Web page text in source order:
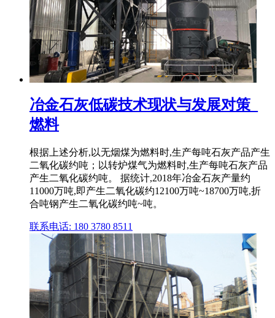
冶金石灰低碳技术现状与发展对策_
燃料
根据上述分析,以无烟煤为燃料时,生产每吨石灰产品产生
二氧化碳约吨；以转炉煤气为燃料时,生产每吨石灰产品
产生二氧化碳约吨。 据统计,2018年冶金石灰产量约
11000万吨,即产生二氧化碳约12100万吨~18700万吨,折
合吨钢产生二氧化碳约吨~吨。
联系电话: 180 3780 8511